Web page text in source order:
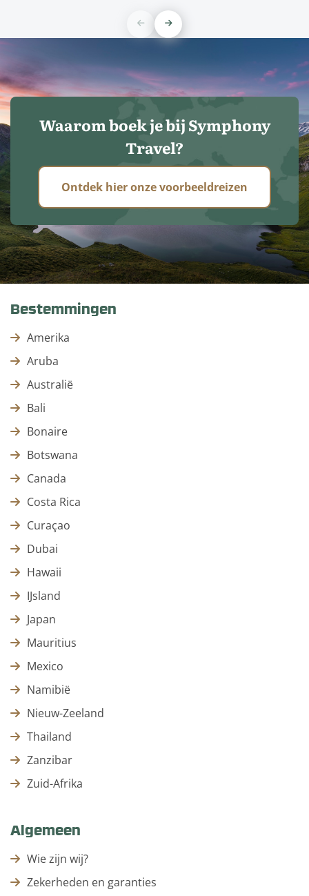
Waarom boek je bij Symphony
Travel?
Ontdek hier onze voorbeeldreizen
Bestemmingen
Amerika
Aruba
Australië
Bali
Bonaire
Botswana
Canada
Costa Rica
Curaçao
Dubai
Hawaii
IJsland
Japan
Mauritius
Mexico
Namibië
Nieuw-Zeeland
Thailand
Zanzibar
Zuid-Afrika
Algemeen
Wie zijn wij?
Zekerheden en garanties